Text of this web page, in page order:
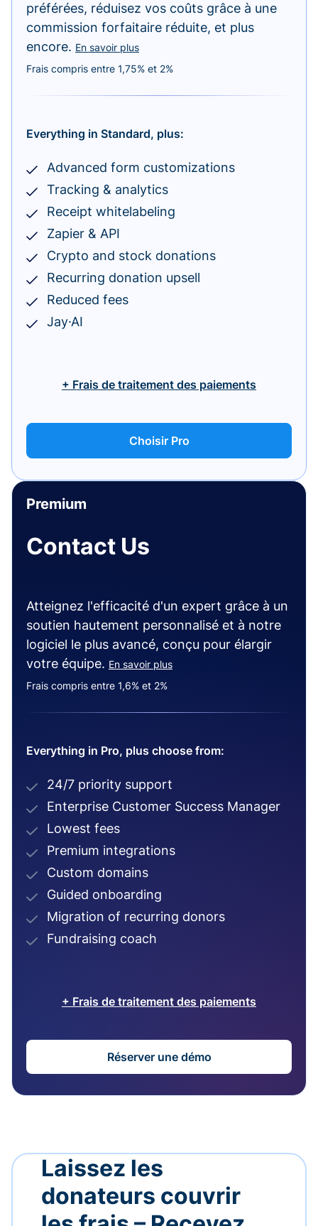
préférées, réduisez vos coûts grâce à une
commission forfaitaire réduite, et plus
encore. En savoir plus
Frais compris entre 1,75% et 2%
Everything in Standard, plus:
Advanced form customizations
Tracking & analytics
Receipt whitelabeling
Zapier & API
Crypto and stock donations
Recurring donation upsell
Reduced fees
Jay·AI
+ Frais de traitement des paiements
Choisir Pro
Premium
Contact Us
Atteignez l'efficacité d'un expert grâce à un
soutien hautement personnalisé et à notre
logiciel le plus avancé, conçu pour élargir
votre équipe. En savoir plus
Frais compris entre 1,6% et 2%
Everything in Pro, plus choose from:
24/7 priority support
Enterprise Customer Success Manager
Lowest fees
Premium integrations
Custom domains
Guided onboarding
Migration of recurring donors
Fundraising coach
+ Frais de traitement des paiements
Réserver une démo
Laissez les
donateurs couvrir